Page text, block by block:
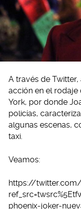
A través de
acción en el rodaje
York, por donde
policías,
algunas escenas,
taxi.
Veamos:
https://twitter.com/
phoenix-joker-